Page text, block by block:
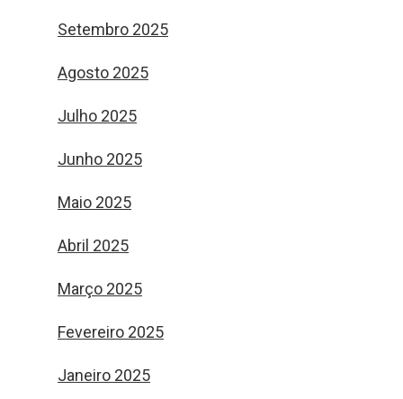
Setembro 2025
Agosto 2025
Julho 2025
Junho 2025
Maio 2025
Abril 2025
Março 2025
Fevereiro 2025
Janeiro 2025